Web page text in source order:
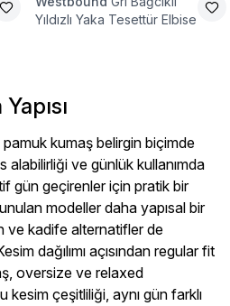
Yıldızlı Yaka Tesettür Elbise
kumaş belirgin biçimde
alabilirliği ve günlük kullanımda
gün geçirenler için pratik bir
modeller daha yapısal bir
ve kadife alternatifler de
dağılımı açısından regular fit
oversize ve relaxed
çeşitliliği, aynı gün farklı